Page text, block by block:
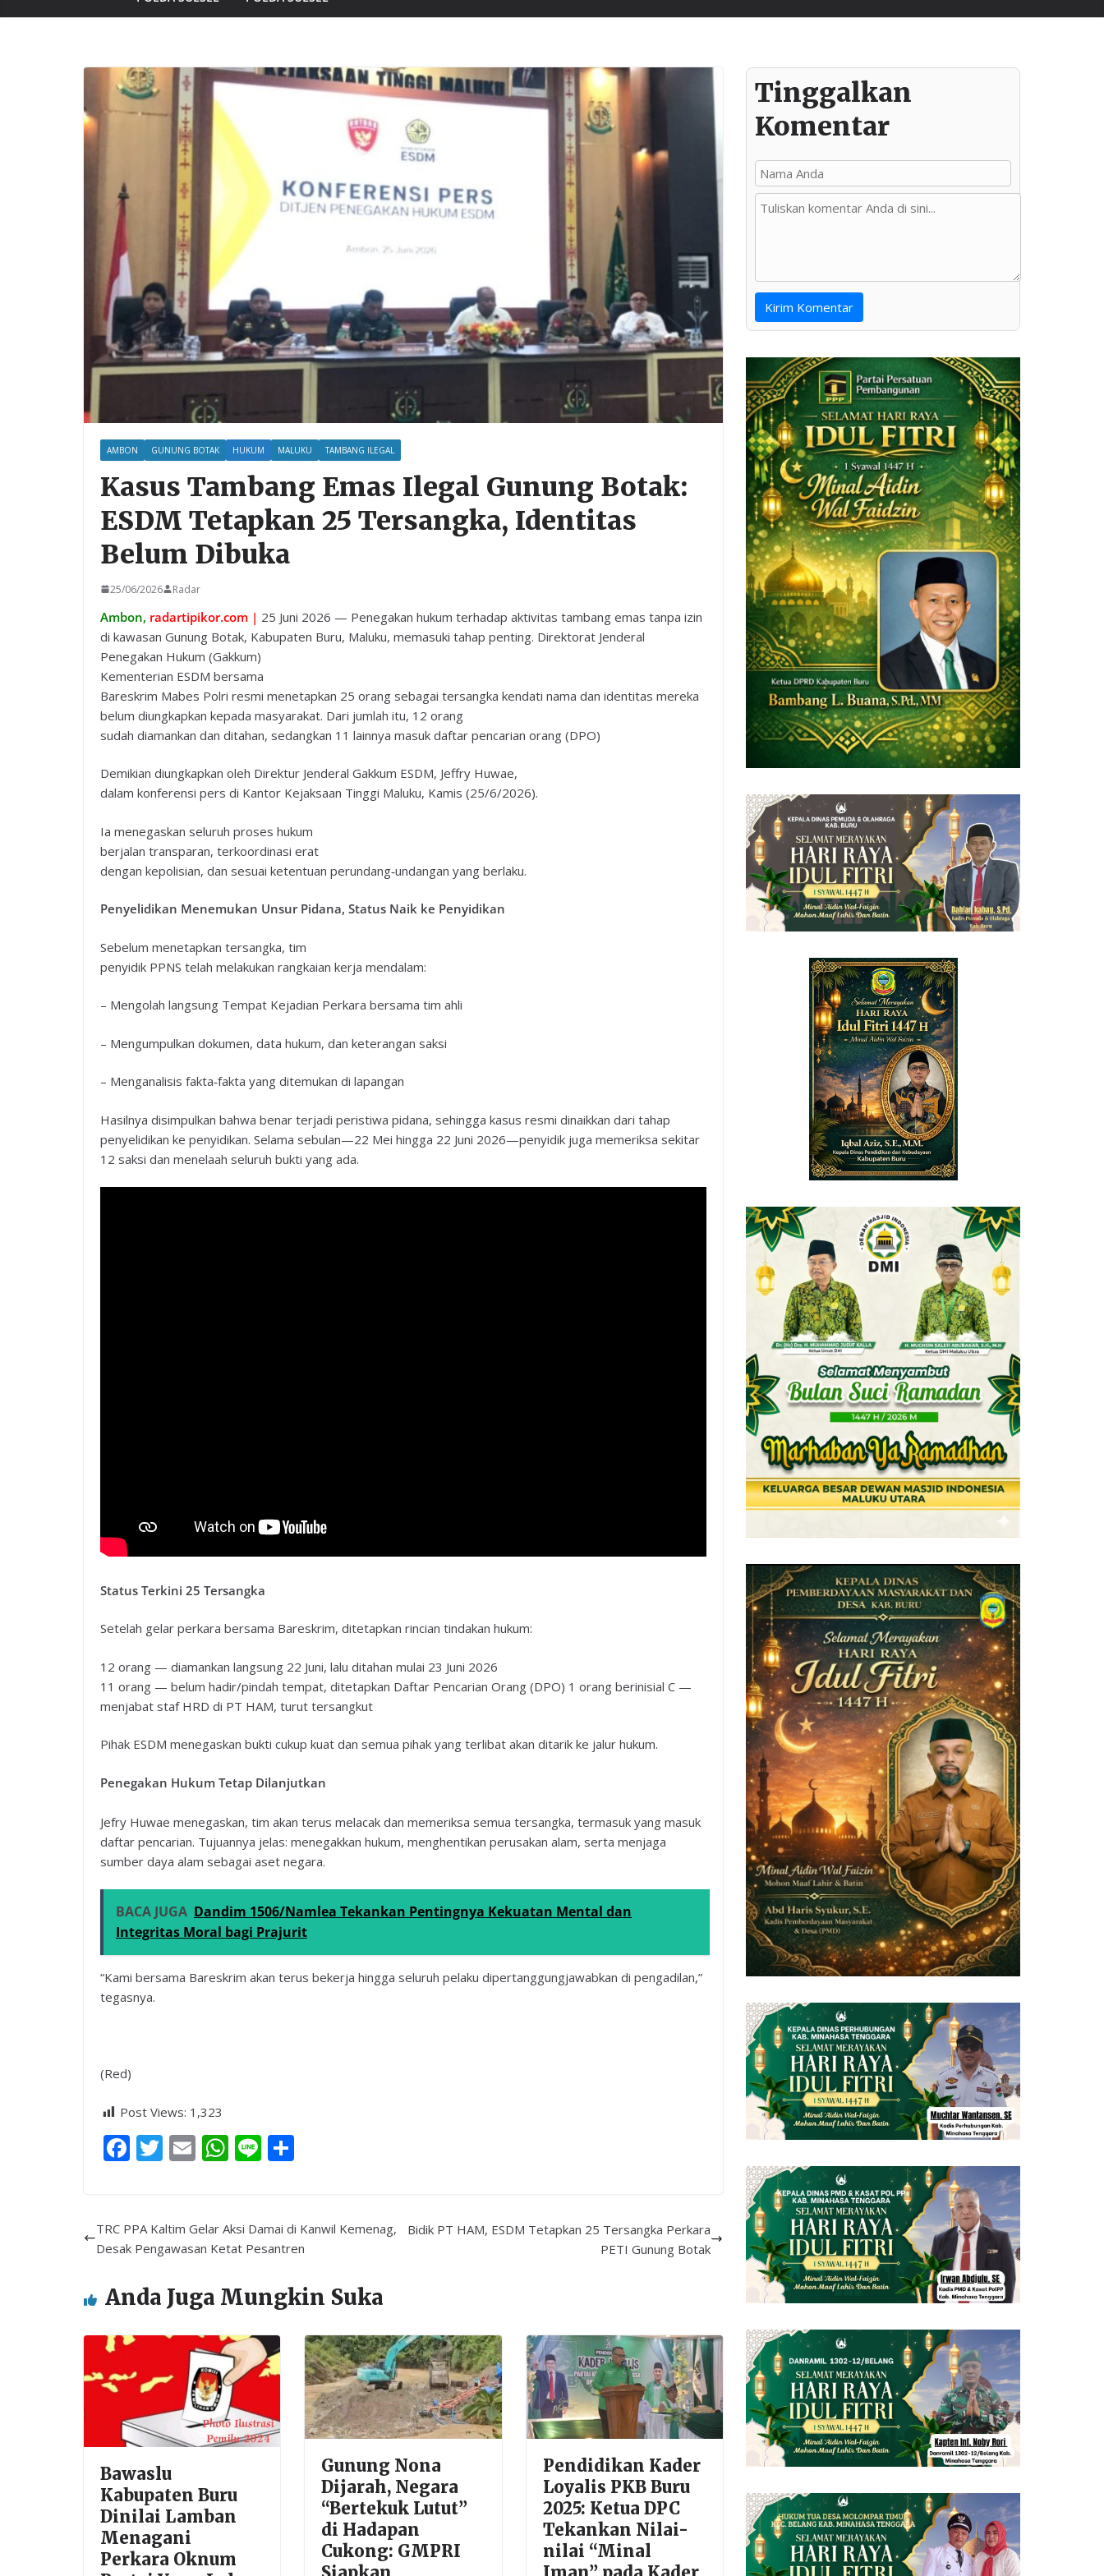
AMBON GUNUNG BOTAK HUKUM MALUKU TAMBANG ILEGAL
Kasus Tambang Emas Ilegal Gunung Botak:
ESDM Tetapkan 25 Tersangka, Identitas
Belum Dibuka
25/06/2026 Radar
Ambon, radartipikor.com | 25 Juni 2026 — Penegakan hukum terhadap aktivitas tambang emas tanpa izin
di kawasan Gunung Botak, Kabupaten Buru, Maluku, memasuki tahap penting. Direktorat Jenderal
Penegakan Hukum (Gakkum)
Kementerian ESDM bersama
Bareskrim Mabes Polri resmi menetapkan 25 orang sebagai tersangka kendati nama dan identitas mereka
belum diungkapkan kepada masyarakat. Dari jumlah itu, 12 orang
sudah diamankan dan ditahan, sedangkan 11 lainnya masuk daftar pencarian orang (DPO)
Demikian diungkapkan oleh Direktur Jenderal Gakkum ESDM, Jeffry Huwae,
dalam konferensi pers di Kantor Kejaksaan Tinggi Maluku, Kamis (25/6/2026).
Ia menegaskan seluruh proses hukum
berjalan transparan, terkoordinasi erat
dengan kepolisian, dan sesuai ketentuan perundang‑undangan yang berlaku.
Penyelidikan Menemukan Unsur Pidana, Status Naik ke Penyidikan
Sebelum menetapkan tersangka, tim
penyidik PPNS telah melakukan rangkaian kerja mendalam:
– Mengolah langsung Tempat Kejadian Perkara bersama tim ahli
– Mengumpulkan dokumen, data hukum, dan keterangan saksi
– Menganalisis fakta‑fakta yang ditemukan di lapangan
Hasilnya disimpulkan bahwa benar terjadi peristiwa pidana, sehingga kasus resmi dinaikkan dari tahap
penyelidikan ke penyidikan. Selama sebulan—22 Mei hingga 22 Juni 2026—penyidik juga memeriksa sekitar
12 saksi dan menelaah seluruh bukti yang ada.
Status Terkini 25 Tersangka
Setelah gelar perkara bersama Bareskrim, ditetapkan rincian tindakan hukum:
12 orang — diamankan langsung 22 Juni, lalu ditahan mulai 23 Juni 2026
11 orang — belum hadir/pindah tempat, ditetapkan Daftar Pencarian Orang (DPO) 1 orang berinisial C —
menjabat staf HRD di PT HAM, turut tersangkut
Pihak ESDM menegaskan bukti cukup kuat dan semua pihak yang terlibat akan ditarik ke jalur hukum.
Penegakan Hukum Tetap Dilanjutkan
Jefry Huwae menegaskan, tim akan terus melacak dan memeriksa semua tersangka, termasuk yang masuk
daftar pencarian. Tujuannya jelas: menegakkan hukum, menghentikan perusakan alam, serta menjaga
sumber daya alam sebagai aset negara.
BACA JUGA Dandim 1506/Namlea Tekankan Pentingnya Kekuatan Mental dan
Integritas Moral bagi Prajurit
“Kami bersama Bareskrim akan terus bekerja hingga seluruh pelaku dipertanggungjawabkan di pengadilan,”
tegasnya.
(Red)
Post Views: 1,323
F
b
o
o
k
T
er
E
l
W
s
A
p
p
Li
e
TRC PPA Kaltim Gelar Aksi Damai di Kanwil Kemenag,
Desak Pengawasan Ketat Pesantren
Bidik PT HAM, ESDM Tetapkan 25 Tersangka Perkara
PETI Gunung Botak
Anda Juga Mungkin Suka
Bawaslu
Kabupaten Buru
Dinilai Lamban
Menagani
Perkara Oknum
Gunung Nona
Dijarah, Negara
“Bertekuk Lutut”
di Hadapan
Cukong: GMPRI
Pendidikan Kader
Loyalis PKB Buru
2025: Ketua DPC
Tekankan Nilai-
nilai “Minal
Tinggalkan
Komentar
Kirim Komentar